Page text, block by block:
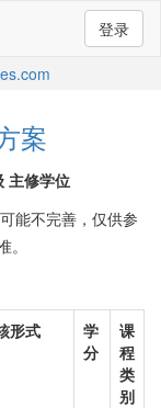
登录
案
主修学位
能不完善，仅供参
。
形式
学
分
课
程
类
别